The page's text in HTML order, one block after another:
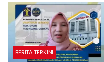
Secara Transparan
BERITA TERKINI